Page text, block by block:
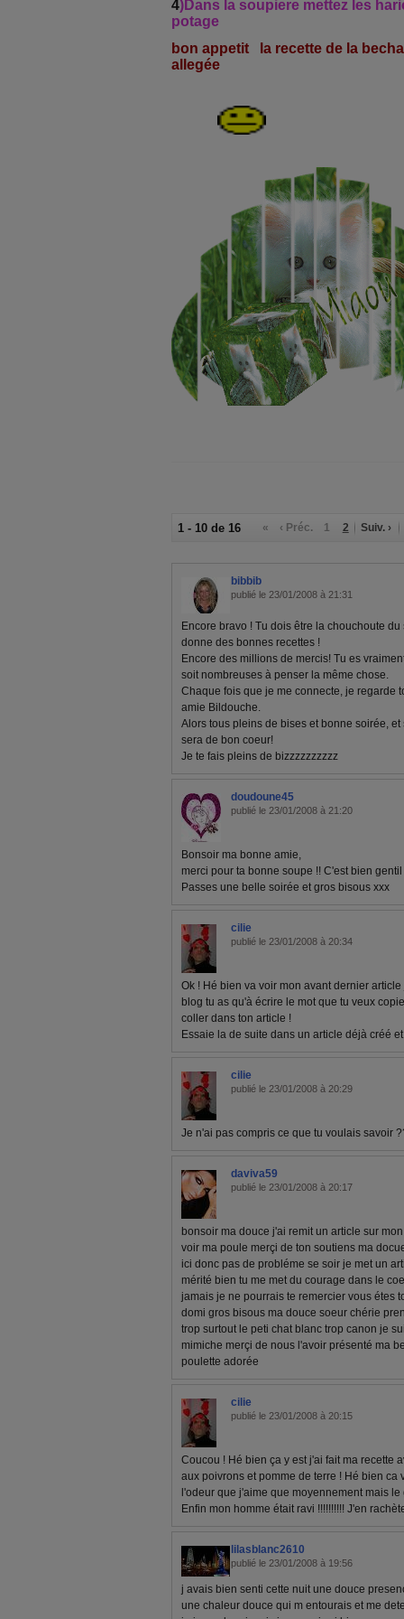
4)Dans la soupiere mettez les
potage
bon appetit la recette de la
allegée
1 - 10 de 16 « ‹ Préc. 1 2 Suiv. ›
bibbib
publié le 23/01/2008 à 21:31
Encore bravo ! Tu dois être la chouchoute
donne des bonnes recettes !
Encore des millions de mercis! Tu es
soit nombreuses à penser la même chose.
Chaque fois que je me connecte, je regarde
amie Bildouche.
Alors tous pleins de bises et bonne soirée,
sera de bon coeur!
Je te fais pleins de bizzzzzzzzzz
doudoune45
publié le 23/01/2008 à 21:20
Bonsoir ma bonne amie,
merci pour ta bonne soupe !! C'est bien
Passes une belle soirée et gros bisous xxx
cilie
publié le 23/01/2008 à 20:34
Ok ! Hé bien va voir mon avant dernier
blog tu as qu'à écrire le mot que tu veux
coller dans ton article !
Essaie la de suite dans un article déjà créé
cilie
publié le 23/01/2008 à 20:29
Je n'ai pas compris ce que tu voulais savoir
daviva59
publié le 23/01/2008 à 20:17
bonsoir ma douce j'ai remit un article sur
voir ma poule merçi de ton soutiens ma
ici donc pas de probléme se soir je met un
mérité bien tu me met du courage dans le
jamais je ne pourrais te remercier vous étes
domi gros bisous ma douce soeur chérie
trop surtout le peti chat blanc trop canon je
mimiche merçi de nous l'avoir présenté ma
poulette adorée
cilie
publié le 23/01/2008 à 20:15
Coucou ! Hé bien ça y est j'ai fait ma recette
aux poivrons et pomme de terre ! Hé bien ca
l'odeur que j'aime que moyennement mais
Enfin mon homme était ravi !!!!!!!!!! J'en
lilasblanc2610
publié le 23/01/2008 à 19:56
j avais bien senti cette nuit une douce
une chaleur douce qui m entourais et me